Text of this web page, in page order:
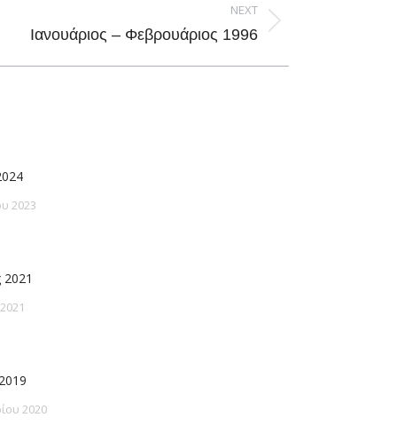
NEXT
Ιανουάριος – Φεβρουάριος 1996
2023
2021
2020